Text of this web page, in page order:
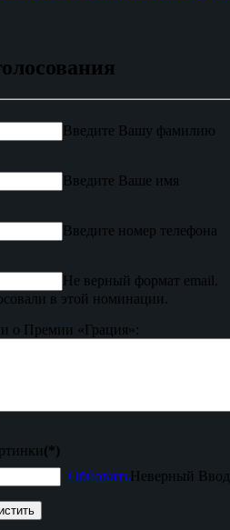
Введите Вашу фамилию
Введите Ваше имя
Введите номер телефона
Не верный формат email.
в этой номинации.
о Премии «Грация»:
(*)
ОбновитьНеверный Ввод